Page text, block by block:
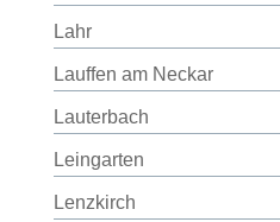
Lahr
Lauffen am Neckar
Lauterbach
Leingarten
Lenzkirch